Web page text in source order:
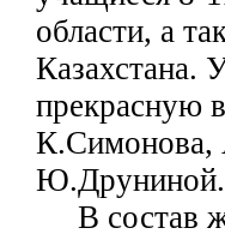
области, а
Казахстана.
прекрасную
Ю.Друниной.
В состав